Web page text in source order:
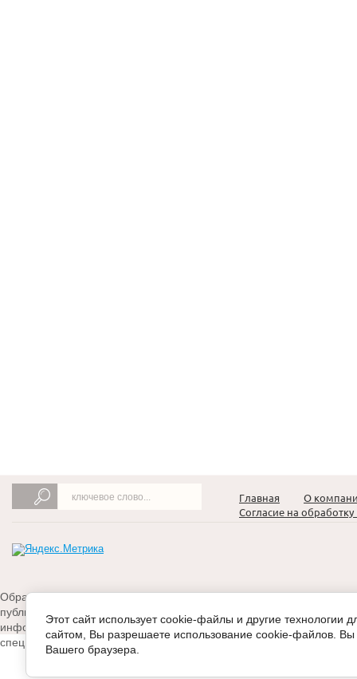
Главная
О
Согласие на
Обращаем ваше внимание на то, что данный интернет-сайт носит
публичной офертой, определяемой положениями Статьи 437(2)
информации о наличии и стоимости указанных товаров ,
специальной формы связи или по телефону +7(926) 375-59-85
Этот сайт использует cookie-файлы и другие технологии
сайтом, Вы разрешаете использование cookie-файлов.
Вашего браузера.